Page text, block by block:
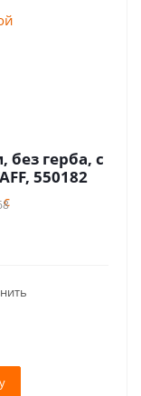
без герба, с
550182